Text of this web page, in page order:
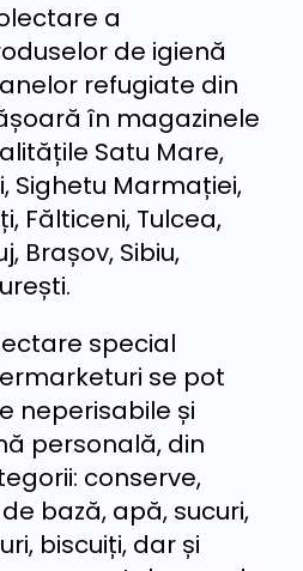
a
de igienă
refugiate din
în magazinele
Satu Mare,
Sighetu Marmației,
Fălticeni, Tulcea,
Brașov, Sibiu,
special
se pot
neperisabile și
personală, din
conserve,
bază, apă, sucuri,
biscuiți, dar și